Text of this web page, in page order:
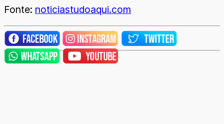
Fonte: noticiastudoaqui.com